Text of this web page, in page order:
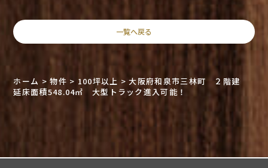
一覧へ戻る
ホーム >物件 > 100坪以上 >大阪府和泉市三林町 ２階建
延床面積548.04㎡ 大型トラック進入可能！